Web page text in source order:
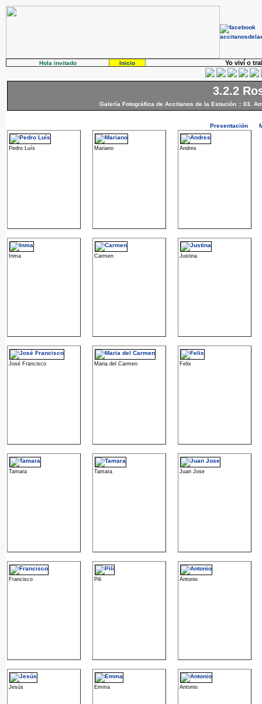
Hola invitado Inicio Yo viví o
3.2.2
Galería Fotográfica de Accitanos de la Estación:: 03.
Presentación
Pedro Luís Mariano Andres
Inma Carmen Justina
José Francisco Maria del Carmen Felix
Tamara Tamara Juan Jose
Francisco Pili Antonio
Jesús Emma Antonio